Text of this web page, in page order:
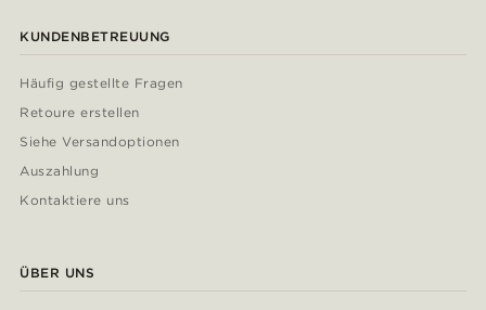
KUNDENBETREUUNG
Häufig gestellte Fragen
Retoure erstellen
Siehe Versandoptionen
Auszahlung
Kontaktiere uns
ÜBER UNS